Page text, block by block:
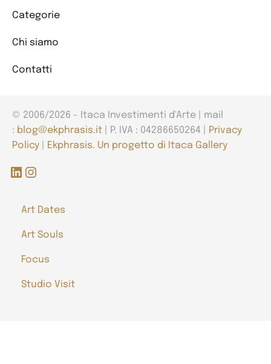
Categorie
Chi siamo
Contatti
© 2006/2026 - Itaca Investimenti d'Arte | mail
: blog@ekphrasis.it | P. IVA : 04286650264 |
Privacy
Policy
Ekphrasis. Un progetto di Itaca Gallery
LinkedIn
Instagram
Art Dates
Art Souls
Focus
Studio Visit